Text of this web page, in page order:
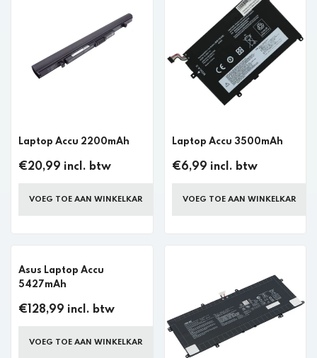
Laptop Accu 2200mAh
€20,99 incl. btw
VOEG TOE AAN WINKELKAR
Laptop Accu 3500mAh
€6,99 incl. btw
VOEG TOE AAN WINKELKAR
Asus Laptop Accu
5427mAh
€128,99 incl. btw
VOEG TOE AAN WINKELKAR